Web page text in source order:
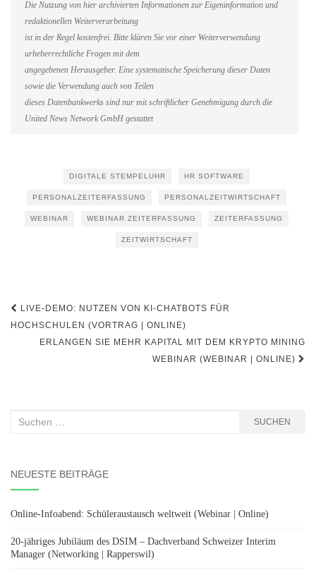
Die Nutzung von hier archivierten Informationen zur Eigeninformation und
redaktionellen Weiterverarbeitung
ist in der Regel kostenfrei. Bitte klären Sie vor einer Weiterverwendung
urheberrechtliche Fragen mit dem
angegebenen Herausgeber. Eine systematische Speicherung dieser Daten
sowie die Verwendung auch von Teilen
dieses Datenbankwerks sind nur mit schriftlicher Genehmigung durch die
United News Network GmbH gestattet
DIGITALE STEMPELUHR HR SOFTWARE
PERSONALZEITERFASSUNG PERSONALZEITWIRTSCHAFT
WEBINAR WEBINAR ZEITERFASSUNG ZEITERFASSUNG
ZEITWIRTSCHAFT
Beitragsnavigation
LIVE-DEMO: NUTZEN VON KI-CHATBOTS FÜR
HOCHSCHULEN (VORTRAG | ONLINE)
ERLANGEN SIE MEHR KAPITAL MIT DEM KRYPTO MINING
WEBINAR (WEBINAR | ONLINE)
Suchen
SUCHEN
NEUESTE BEITRÄGE
Online-Infoabend: Schüleraustausch weltweit (Webinar | Online)
20-jähriges Jubiläum des DSIM – Dachverband Schweizer Interim
Manager (Networking | Rapperswil)